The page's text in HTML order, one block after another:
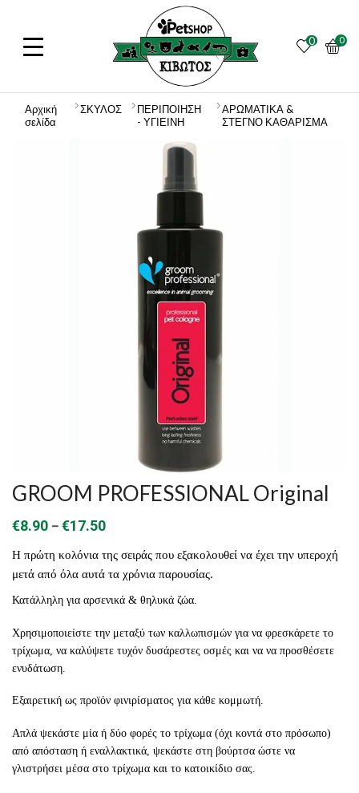
0 0
Αρχική
σελίδα
ΣΚΥΛΟΣ
ΠΕΡΙΠΟΙΗΣΗ
- ΥΓΙΕΙΝΗ
ΑΡΩΜΑΤΙΚΑ &
ΣΤΕΓΝΟ ΚΑΘΑΡΙΣΜΑ
GROOM PROFESSIONAL Original
€8.90 –€17.50Price
range:
€8.90
through
Η πρώτη κολόνια της σειράς που εξακολουθεί να έχει την υπεροχή
μετά από όλα αυτά τα χρόνια παρουσίας.
Κατάλληλη για αρσενικά & θηλυκά ζώα.
Χρησιμοποιείστε την μεταξύ των καλλωπισμών για να φρεσκάρετε το
τρίχωμα, να καλύψετε τυχόν δυσάρεστες οσμές και να να προσθέσετε
ενυδάτωση.
Εξαιρετική ως προϊόν φινιρίσματος για κάθε κομμωτή.
Απλά ψεκάστε μία ή δύο φορές το τρίχωμα (όχι κοντά στο πρόσωπο)
από απόσταση ή εναλλακτικά, ψεκάστε στη βούρτσα ώστε να
γλιστρήσει μέσα στο τρίχωμα και το κατοικίδιο σας.